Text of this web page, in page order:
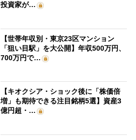
投資家が…
【世帯年収別・東京23区マンション
「狙い目駅」を大公開】年収500万円、
700万円で…
【キオクシア・ショック後に「株価倍
増」も期待できる注目銘柄5選】資産3
億円超・…